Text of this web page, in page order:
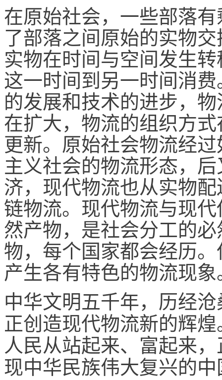
在原始社会，一些部落
了部落之间原始的实物
实物在时间与空间发生
这一时间到另一时间消
的发展和技术的进步，
在扩大，物流的组织方
更新。原始社会物流经
主义社会的物流形态，
济，现代物流也从实物
链物流。现代物流与现
然产物，是社会分工的
物，每个国家都会经历
产生各有特色的物流现
中华文明五千年，历经
正创造现代物流新的辉
人民从站起来、富起来
现中华民族伟大复兴的